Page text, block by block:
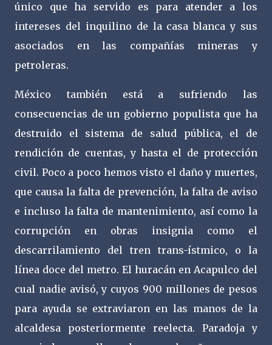
único que ha servido es para atender a los
intereses del inquilino de la casa blanca y sus
asociados en las compañías mineras y
petroleras.
México también está a sufriendo las
consecuencias de un gobierno populista que ha
destruido el sistema de salud pública, el de
rendición de cuentas, y hasta el de protección
civil. Poco a poco hemos visto el daño y muertes,
que causa la falta de prevención, la falta de aviso
e incluso la falta de mantenimiento, así como la
corrupción en obras insignia como el
descarrilamiento del tren trans-ístmico, o la
línea doce del metro. El huracán en Acapulco del
cual nadie avisó, y cuyos 900 millones de pesos
para ayuda se extraviaron en las manos de la
alcaldesa posteriormente reelecta. Paradoja y